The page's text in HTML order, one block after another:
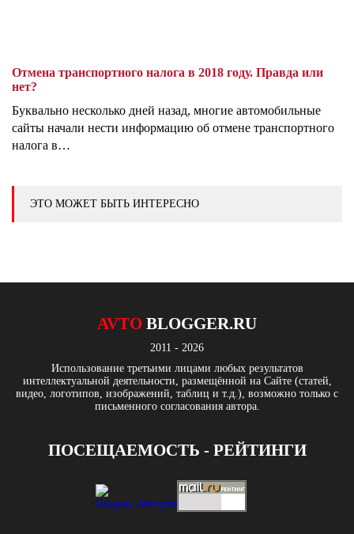
Отмена транспортного налога в 2018 году. Правда или
нет?
Буквально несколько дней назад, многие автомобильные
сайты начали нести информацию об отмене транспортного
налога в…
ЭТО МОЖЕТ БЫТЬ ИНТЕРЕСНО
AVTO BLOGGER.RU
2011 - 2026
Использование третьими лицами любых результатов
интеллектуальной деятельности, размещённой на Сайте (статей,
видео, логотипов, изображений, таблиц и т.д.), возможно только с
письменного согласования автора.
ПОСЕЩАЕМОСТЬ - РЕЙТИНГИ